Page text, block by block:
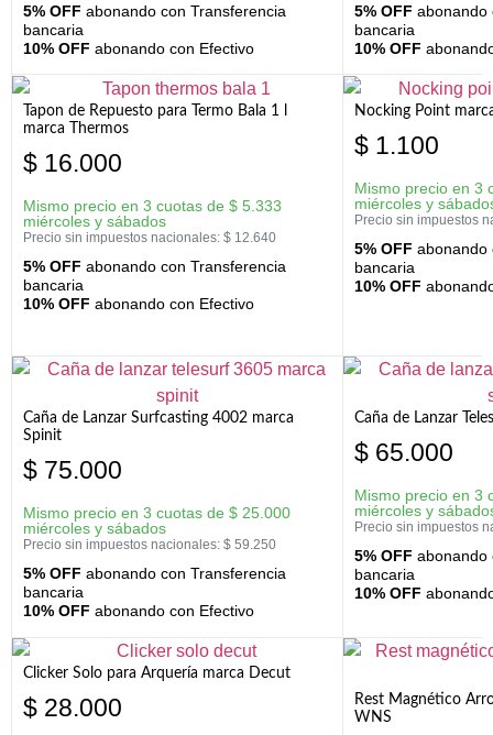
5% OFF abonando con Transferencia
bancaria
10% OFF abonando con Efectivo
5% OFF abonando
bancaria
10% OFF
Tapon de Repuesto para Termo Bala 1 l
marca Thermos
$ 16.000
Mismo precio en 3 cuotas de $ 5.333
miércoles y sábados
Precio sin impuestos nacionales: $ 12.640
5% OFF abonando con Transferencia
bancaria
10% OFF abonando con Efectivo
Nocking Point
$ 1.100
Mismo precio en 3
miércoles y
Precio sin impuestos
5% OFF abonando
bancaria
10% OFF
Caña de Lanzar Surfcasting 4002 marca
Spinit
$ 75.000
Mismo precio en 3 cuotas de $ 25.000
miércoles y sábados
Precio sin impuestos nacionales: $ 59.250
5% OFF abonando con Transferencia
bancaria
10% OFF abonando con Efectivo
Caña de Lanzar
$ 65.000
Mismo precio en 3
miércoles y
Precio sin impuestos
5% OFF abonando
bancaria
10% OFF
Clicker Solo para Arquería marca Decut
$ 28.000
Rest Magnético
WNS